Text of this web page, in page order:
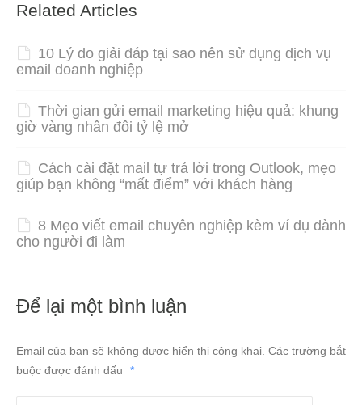
Related Articles
10 Lý do giải đáp tại sao nên sử dụng dịch vụ
email doanh nghiệp
Thời gian gửi email marketing hiệu quả: khung
giờ vàng nhân đôi tỷ lệ mở
Cách cài đặt mail tự trả lời trong Outlook, mẹo
giúp bạn không “mất điểm” với khách hàng
8 Mẹo viết email chuyên nghiệp kèm ví dụ dành
cho người đi làm
Để lại một bình luận
Email của bạn sẽ không được hiển thị công khai. Các trường bắt
buộc được đánh dấu
*